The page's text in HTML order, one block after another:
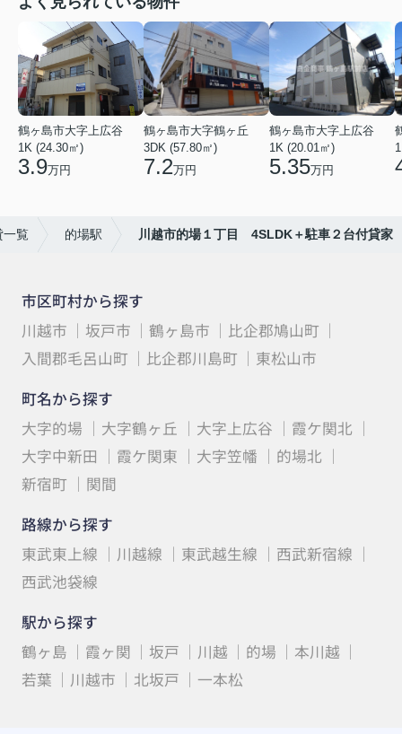
鶴ヶ島市大字上広谷
1K (24.30㎡)
3.9万円
鶴ヶ島市大字鶴ヶ丘
3DK (57.80㎡)
7.2万円
鶴ヶ島市大字上広谷
1K (20.01㎡)
5.35万円
一覧 的場駅 川越市的場１丁目 4SLDK＋駐車２台付貸家
市区町村から探す
川越市
坂戸市 鶴ヶ島市
比企郡鳩山町
入間郡毛呂山町
比企郡川島町
東松山市
町名から探す
大字的場
大字鶴ヶ丘 大字上広谷
霞ケ関北
大字中新田
霞ケ関東 大字笠幡
的場北
新宿町
関間
路線から探す
東武東上線
川越線 東武越生線
西武新宿線
西武池袋線
駅から探す
鶴ヶ島
霞ヶ関 坂戸 川越 的場
本川越
若葉
川越市 北坂戸 一本松